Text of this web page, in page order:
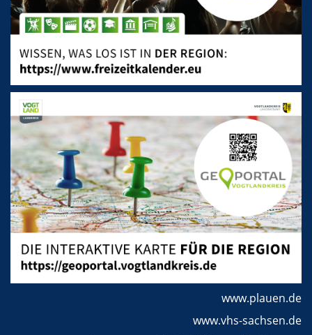
www.plauen.de
www.vhs-sachsen.de